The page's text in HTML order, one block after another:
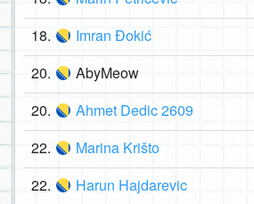
18. Imran Đokić
20. AbyMeow
20. Ahmet Dedic 2609
22. Marina Krišto
22. Harun Hajdarevic